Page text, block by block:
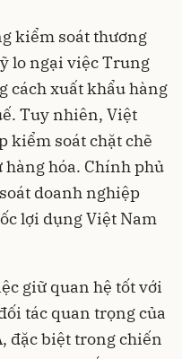
kiểm soát thương
lo ngại việc Trung
cách xuất khẩu hàng
Tuy nhiên, Việt
kiểm soát chặt chẽ
hóa. Chính phủ
doanh nghiệp
lợi dụng Việt Nam
giữ quan hệ tốt với
tác quan trọng của
đặc biệt trong chiến